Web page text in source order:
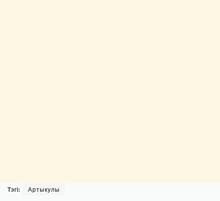
Тэгі: Артыкулы